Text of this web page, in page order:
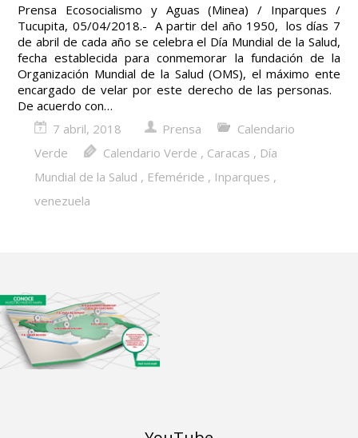
Prensa Ecosocialismo y Aguas (Minea) / Inparques /
Tucupita, 05/04/2018.- A partir del año 1950, los días 7
de abril de cada año se celebra el Día Mundial de la Salud,
fecha establecida para conmemorar la fundación de la
Organización Mundial de la Salud (OMS), el máximo ente
encargado de velar por este derecho de las personas.
De acuerdo con…
7 abril, 2018
Prensa
Calendario
Verde
Calendario Verde , Caracas , Día
Mundial de la Salud , Efeméride , Inparques ,
venezuela